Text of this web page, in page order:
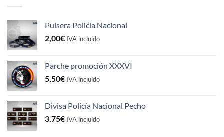
Pulsera Policía Nacional
2,00€ IVA incluido
Parche promoción XXXVI
5,50€ IVA incluido
Divisa Policía Nacional Pecho
3,75€ IVA incluido